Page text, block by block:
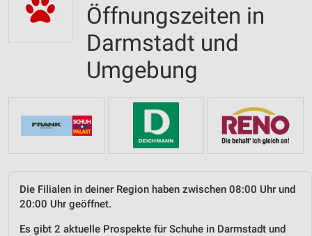
Öffnungszeiten in
Darmstadt und
Umgebung
Die Filialen in deiner Region haben zwischen 08:00 Uhr und
20:00 Uhr geöffnet.
Es gibt 2 aktuelle Prospekte für Schuhe in Darmstadt und